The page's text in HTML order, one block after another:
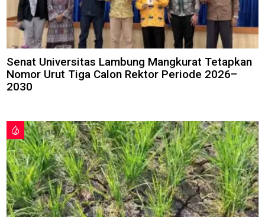
Senat Universitas Lambung Mangkurat Tetapkan
Nomor Urut Tiga Calon Rektor Periode 2026–
2030